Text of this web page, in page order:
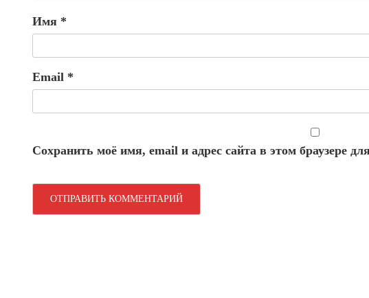
Имя *
Email *
Сохранить моё имя, email и адрес сайта в этом браузере